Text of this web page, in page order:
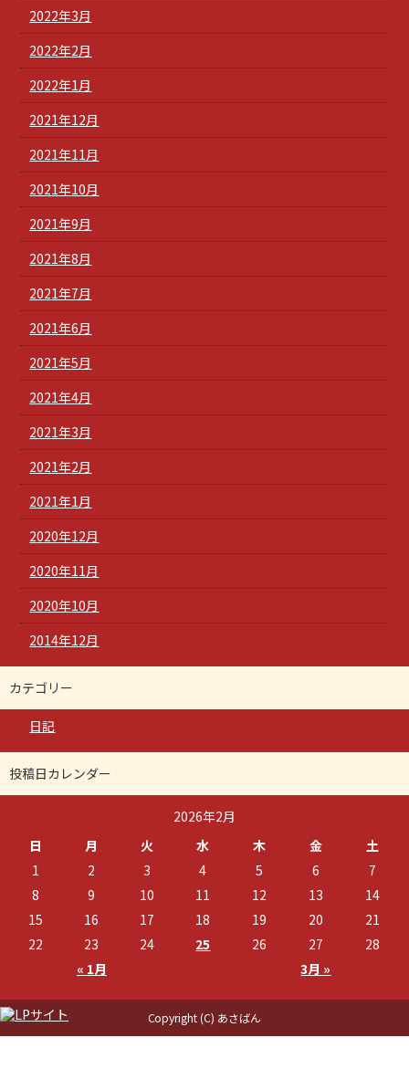
2022年3月
2022年2月
2022年1月
2021年12月
2021年11月
2021年10月
2021年9月
2021年8月
2021年7月
2021年6月
2021年5月
2021年4月
2021年3月
2021年2月
2021年1月
2020年12月
2020年11月
2020年10月
2014年12月
カテゴリー
日記
投稿日カレンダー
2026年2月
日
月 火 水 木 金 土
« 1月 3月 »
1 2 3 4 5 6
7
8
9 10 11 12 13
14
15
16 17 18 19 20
21
22
23 24 25 26 27 28
Copyright (C) あさばん